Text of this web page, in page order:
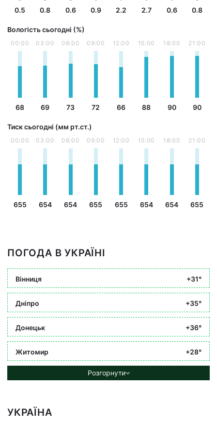
0.5 0.8 0.6 0.9 2.2 2.7 0.6 0.8
Вологість сьогодні (%)
00:00
68
03:00
69
06:00
73
09:00
72
12:00
66
15:00
88
18:00
90
21:00
90
Тиск сьогодні (мм рт.ст.)
00:00
655
03:00
654
06:00
654
09:00
655
12:00
655
15:00
654
18:00
654
21:00
655
ПОГОДА В УКРАЇНІ
Вінниця +31°
Дніпро +35°
Донецьк +36°
Житомир +28°
Розгорнути
УКРАЇНА